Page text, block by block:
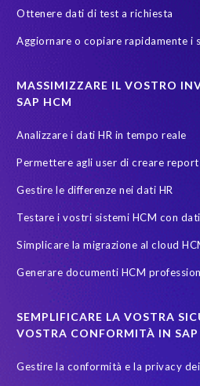
Sandbox Secure scrambled
Soterion SuccessFactors'
System Landscape Optimization
Transformation without re-
Variance Monitor anonymised data
elefanti, rinoceronti e persone
groupelephant.com privacy
sicurezza dati test data masking
Ottenere dati di test a richiesta
Aggiornare o copiare rapidamente i
MASSIMIZZARE IL VOSTRO
SAP HCM
Analizzare i dati HR in tempo reale
Permettere agli user di creare report
Gestire le differenze nei dati HR
Testare i vostri sistemi HCM con
Simplicare la migrazione al cloud
Generare documenti HCM
SEMPLIFICARE LA VOSTRA
VOSTRA CONFORMITÀ IN SAP
Gestire la conformità e la privacy